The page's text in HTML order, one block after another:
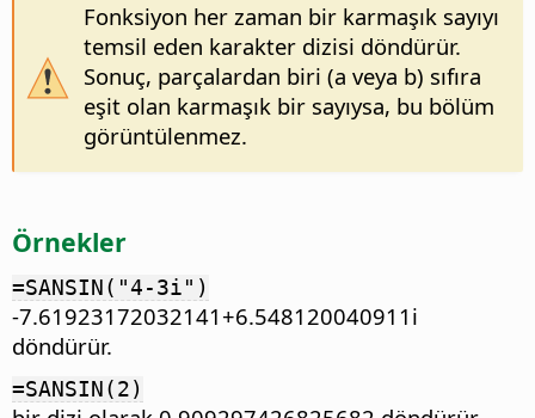
Fonksiyon her zaman bir karmaşık sayıyı
temsil eden karakter dizisi döndürür.
Sonuç, parçalardan biri (a veya b) sıfıra
eşit olan karmaşık bir sayıysa, bu bölüm
görüntülenmez.
Örnekler
=SANSIN("4-3i")
-7.61923172032141+6.548120040911i
döndürür.
=SANSIN(2)